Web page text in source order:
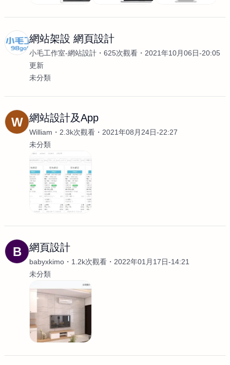
網站架設 網頁設計
小毛工作室-網站設計 625次觀看
2021年10月06日-20:05
更新
未分類
W 網站設計及App
William 2.3k次觀看
2021年08月24日-22:27
未分類
B 網頁設計
babyxkimo 1.2k次觀看
2022年01月17日-14:21
未分類